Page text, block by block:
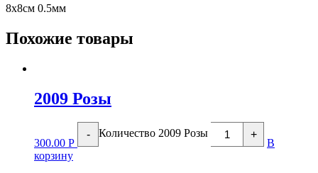
8х8см 0.5мм
Похожие товары
2009 Розы
300.00 Р
- Количество 2009 Розы +
В
корзину